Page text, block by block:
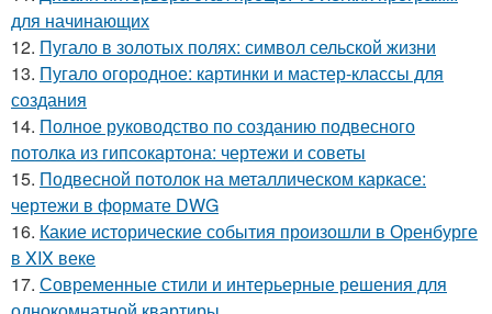
для начинающих
12. Пугало в золотых полях: символ сельской жизни
13. Пугало огородное: картинки и мастер-классы для
создания
14. Полное руководство по созданию подвесного
потолка из гипсокартона: чертежи и советы
15. Подвесной потолок на металлическом каркасе:
чертежи в формате DWG
16. Какие исторические события произошли в Оренбурге
в XIX веке
17. Современные стили и интерьерные решения для